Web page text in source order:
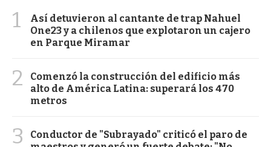
1
Así detuvieron al cantante de trap Nahuel
One23 y a chilenos que explotaron un cajero
en Parque Miramar
2
Comenzó la construcción del edificio más
alto de América Latina: superará los 470
metros
3
Conductor de "Subrayado" criticó el paro de